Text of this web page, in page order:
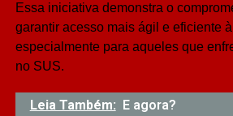
Essa iniciativa demonstra o
garantir acesso mais ágil e eficiente
especialmente para aqueles que
no SUS.
Leia Também: E agora?